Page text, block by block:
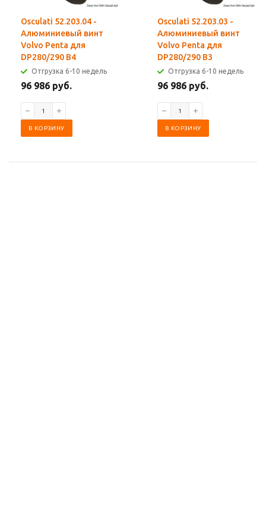
Osculati 52.203.04 -
Алюминиевый винт
Volvo Penta для
DP280/290 B4
Отгрузка 6-10 недель
96 986 руб.
В КОРЗИНУ
Osculati 52.203.03 -
Алюминиевый винт
Volvo Penta для
DP280/290 B3
Отгрузка 6-10 недель
96 986 руб.
В КОРЗИНУ